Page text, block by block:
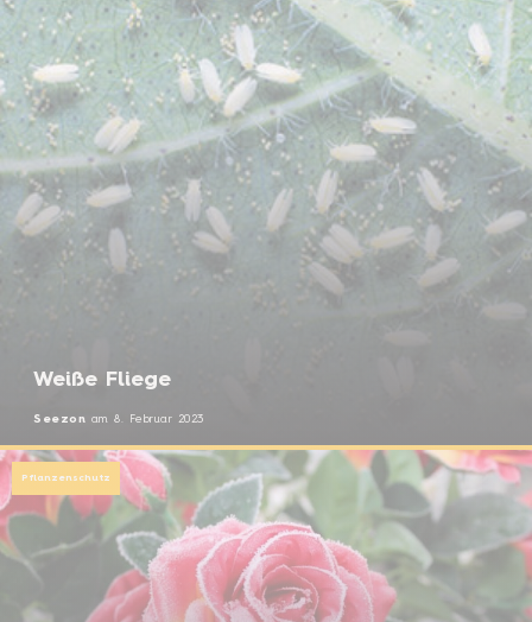
Weiße Fliege
Seezon am 8. Februar 2023
Pflanzenschutz